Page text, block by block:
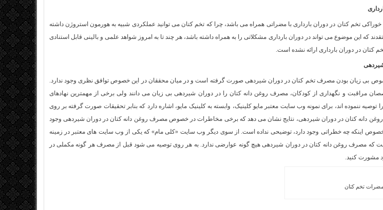
تخم کتان در دوران بارداری با مضراتی همراه می باشد، چرا که تخم کتان می توانید عملکردی شبیه به هورمون استروژن داشته
که این موضوع می تواند در دوران بارداری مشکلاتی را به همراه داشته باشد، هر چند تا به امروز شواهد علمی و بالینی قابل استنادی
در دوران بارداری ارائه نشده است.
بی زیان بودن مصرف تخم کتان در دوران شیردهی صورت گرفته است و در میان محققان در این خصوص توافق نظری وجود ندارد.
مراقبت و نگهداری از کودکان، مصرف روغن دانه کتان را در دوران شیردهی بی زیان می دانند ولی برخی از مهمترین نهادهای
ننموده اند، برای نمونه وب سایت معتبر مایو کلینیک، وابسته به کلینیک مایو، اشاره دارد که بنابر تحقیقات صورت گرفته بر روی
دانه کتان در دوران شیردهی، نتایج نشان می دهد که برخی مخاطرات در خصوص مصرف روغن دانه کتان در دوران شیردهی وجود
خصوص اینکه چه خطراتی وجود دارد، توضیحی نداده است. از سوی دیگر وب سایت «کلی مام» که یکی از وب سایت های معتبر در زمینه
که مصرف روغن دانه کتان در دوران شیردهی هیچ گونه عوارضی ندارد. به هر روی توصیه می شود قبل از مصرف هر گونه مکملی در
مشورت کنید.
مضرات تخم کتان